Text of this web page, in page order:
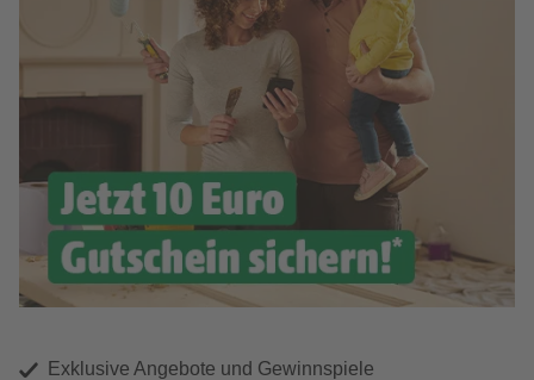
Exklusive Angebote und Gewinnspiele